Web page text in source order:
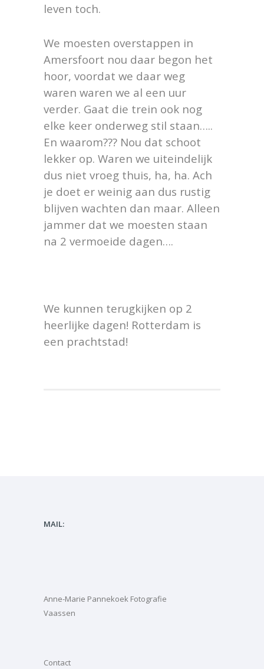
leven toch.
We moesten overstappen in
Amersfoort nou daar begon het
hoor, voordat we daar weg
waren waren we al een uur
verder. Gaat die trein ook nog
elke keer onderweg stil staan…..
En waarom??? Nou dat schoot
lekker op. Waren we uiteindelijk
dus niet vroeg thuis, ha, ha. Ach
je doet er weinig aan dus rustig
blijven wachten dan maar. Alleen
jammer dat we moesten staan
na 2 vermoeide dagen….
We kunnen terugkijken op 2
heerlijke dagen! Rotterdam is
een prachtstad!
MAIL:
Anne-Marie Pannekoek Fotografie
Vaassen
Contact